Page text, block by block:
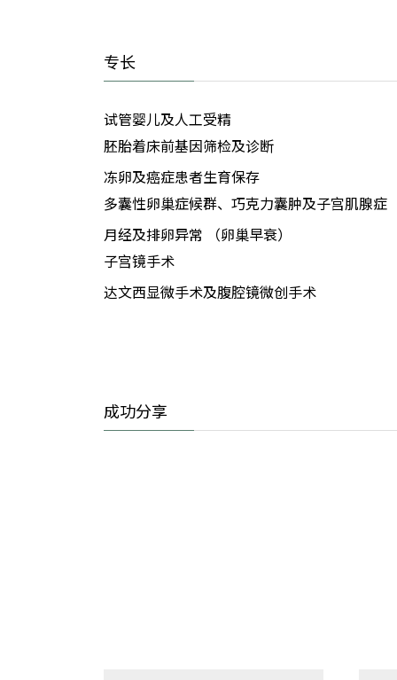
专长
试管婴儿及人工受精
胚胎着床前基因筛检及诊断
冻卵及癌症患者生育保存
多囊性卵巢症候群、巧克力囊肿及子宫肌腺症
月经及排卵异常 （卵巢早衰）
子宫镜手术
达文西显微手术及腹腔镜微创手术
成功分享